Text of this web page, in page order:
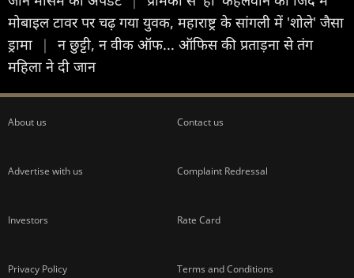
मोबाइल टावर पर चढ़ गया युवक, महाराष्ट्र के सांगली में 'शोले' जैसा
ड्रामा
|
न छुट्टी, न वीक ऑफ... ऑफिस की प्रताड़ना से तंग
महिला ने दी जान
About us Contact us
Advertise with us Complaint Redressal
Investors Rate Card
Privacy Policy Terms and Conditions